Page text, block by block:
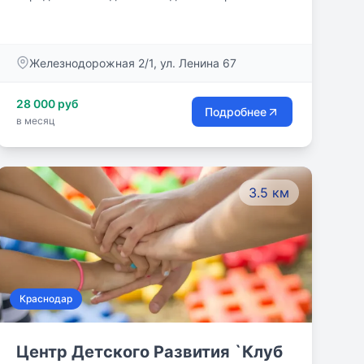
Железнодорожная 2/1, ул. Ленина 67
28 000 руб
в месяц
Подробнее
3.5 км
Краснодар
Центр Детского Развития `Клуб